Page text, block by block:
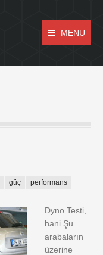
MENU
güç performans
Dyno Testi,
hani Şu
arabaların
üzerine